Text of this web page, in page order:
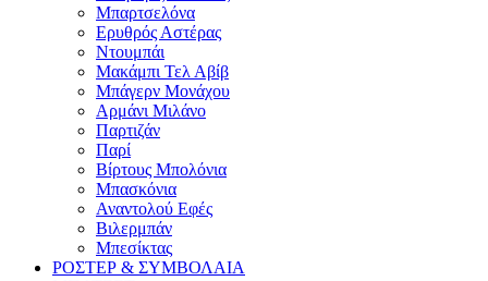
Μπαρτσελόνα
Ερυθρός Αστέρας
Ντουμπάι
Μακάμπι Τελ Αβίβ
Μπάγερν Μονάχου
Αρμάνι Μιλάνο
Παρτιζάν
Παρί
Βίρτους Μπολόνια
Μπασκόνια
Αναντολού Εφές
Βιλερμπάν
Μπεσίκτας
ΡΟΣΤΕΡ & ΣΥΜΒΟΛΑΙΑ